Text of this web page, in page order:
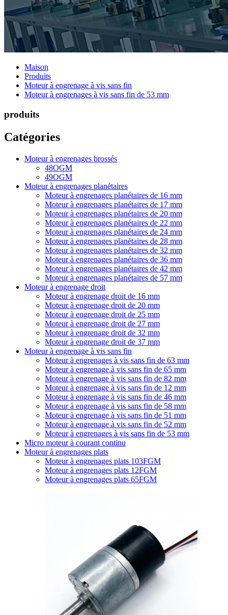
Maison
Produits
Moteur à engrenage à vis sans fin
Moteur à engrenages à vis sans fin de 53 mm
produits
Catégories
Moteur à engrenages brossés
48OGM
49OGM
Moteur à engrenages planétaires
Moteur à engrenages planétaires de 16 mm
Moteur à engrenages planétaires de 17 mm
Moteur à engrenages planétaires de 20 mm
Moteur à engrenages planétaires de 22 mm
Moteur à engrenages planétaires de 24 mm
Moteur à engrenages planétaires de 28 mm
Moteur à engrenages planétaires de 32 mm
Moteur à engrenages planétaires de 36 mm
Moteur à engrenages planétaires de 42 mm
Moteur à engrenages planétaires de 57 mm
Moteur à engrenage droit
Moteur à engrenage droit de 16 mm
Moteur à engrenage droit de 20 mm
Moteur à engrenage droit de 25 mm
Moteur à engrenage droit de 27 mm
Moteur à engrenage droit de 32 mm
Moteur à engrenage droit de 37 mm
Moteur à engrenage à vis sans fin
Moteur à engrenages à vis sans fin de 63 mm
Moteur à engrenage à vis sans fin de 65 mm
Moteur à engrenage à vis sans fin de 82 mm
Moteur à engrenage à vis sans fin de 12 mm
Moteur à engrenage à vis sans fin de 46 mm
Moteur à engrenage à vis sans fin de 58 mm
Moteur à engrenage à vis sans fin de 51 mm
Moteur à engrenage à vis sans fin de 52 mm
Moteur à engrenages à vis sans fin de 53 mm
Micro moteur à courant continu
Moteur à engrenages plats
Moteur à engrenages plats 103FGM
Moteur à engrenages plats 12FGM
Moteur à engrenages plats 65FGM